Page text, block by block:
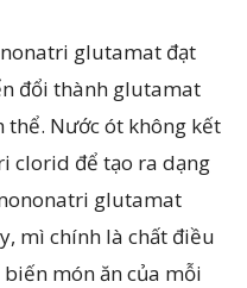
glutamat đạt
đổi thành glutamat
thể. Nước ót không kết
clorid để tạo ra dạng
glutamat
mì chính là chất điều
món ăn của mỗi